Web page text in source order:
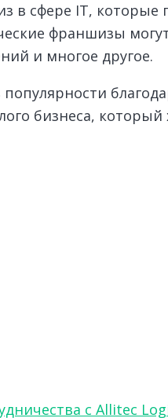
в сфере IT,
франшизы
и многое другое.
бизнеса, который
с Allitec